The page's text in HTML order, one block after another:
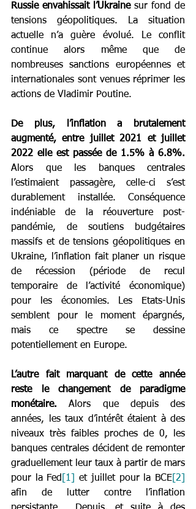
Russie envahissait l’Ukraine sur fond de
tensions géopolitiques. La situation
actuelle n’a guère évolué. Le conflit
continue alors même que de
nombreuses sanctions européennes et
internationales sont venues réprimer les
actions de Vladimir Poutine.
De plus, l’inflation a brutalement
augmenté, entre juillet 2021 et juillet
Alors que les banques centrales
l’estimaient passagère, celle-ci s’est
durablement installée. Conséquence
indéniable de la réouverture post-
pandémie, de soutiens budgétaires
massifs et de tensions géopolitiques en
Ukraine, l’inflation fait planer un risque
de récession (période de recul
temporaire de l’activité économique)
pour les économies. Les Etats-Unis
semblent pour le moment épargnés,
mais ce spectre se dessine
potentiellement en Europe.
L’autre fait marquant de cette année
reste le changement de paradigme
monétaire. Alors que depuis des
années, les taux d’intérêt étaient à des
niveaux très faibles proches de 0, les
banques centrales décident de remonter
graduellement leur taux à partir de mars
pour la Fed [1] et juillet pour la BCE [2]
afin de lutter contre l’inflation